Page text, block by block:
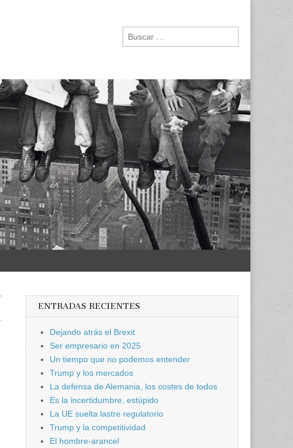
Buscar:
ENTRADAS RECIENTES
Dejando atrás el Brexit
Ser empresario en 2025
Un tiempo que no podemos entender
Trump y los mercados
La defensa de Alemania, los costes de todos
Es la incertidumbre, estúpido
La UE suelta lastre regulatorio
Trump y la competitividad
El hombre-arancel